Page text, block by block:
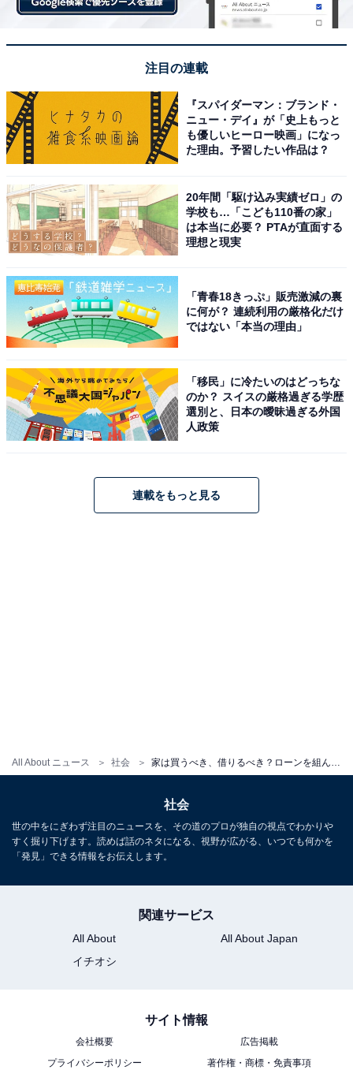
All About ニュース 社会
売ればそれなりの金額になります。老後、有料老人ホー
ムに入ろうとする際には、住まなくなる持ち家を売れば
入所の資金になるでしょう。持ち家なら少なくとも自分
の住む場所は確保できているわけです。
また、今は何が起きるか分からない時代です。万一のと
き、現金化できるのが持ち家。賃料はただ出ていくだけ
ますよ。
夫婦でライフプラン・マネープランを考える機会
の生活にとてもいい効果をもたらすのです。
生活に困っていない限り、将来のことを真剣に話し合う
機会は意外にないもの。子どもをいつ頃何人欲しいの
か、子どもの教育方針をどう考えているか、共働きをこ
のまま続けるのかなど、きちんと話し合っておくのが理
想ですが、毎日に忙殺されて話し合う時間すらとれない
まま過ぎていくこと、ありますよね。
けれど、「家を買う」と決めると、必然的に考えること
できるようになるんです。
家の購入、ローンは、夫婦の生き方に大きなメリットを
注目の連載
『スパイダーマン：ブランド・
ニュー・デイ』が「史上もっと
も優しいヒーロー映画」になっ
た理由。予習したい作品は？
20年間「駆け込み実績ゼロ」の
学校も…「こども110番の家」
は本当に必要？ PTAが直面する
理想と現実
「青春18きっぷ」販売激減の裏
に何が？ 連続利用の厳格化だけ
ではない「本当の理由」
「移民」に冷たいのはどっちな
のか？ スイスの厳格過ぎる学歴
選別と、日本の曖昧過ぎる外国
人政策
連載をもっと見る
社会
世の中をにぎわず注目のニュースを、その道のプロが独自の視点でわかりや
すく掘り下げます。読めば話のネタになる、視野が広がる、いつでも何かを
「発見」できる情報をお伝えします。
関連サービス
All About
All About Japan
イチオシ
サイト情報
会社概要
広告掲載
プライバシーポリシー
著作権・商標・免責事項